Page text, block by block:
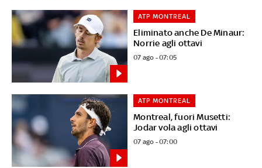
Eliminato anche De Minaur:
Norrie agli ottavi
ATP MONTREAL
07 ago - 07:05
Montreal, fuori Musetti:
Jodar vola agli ottavi
ATP MONTREAL
07 ago - 07:00